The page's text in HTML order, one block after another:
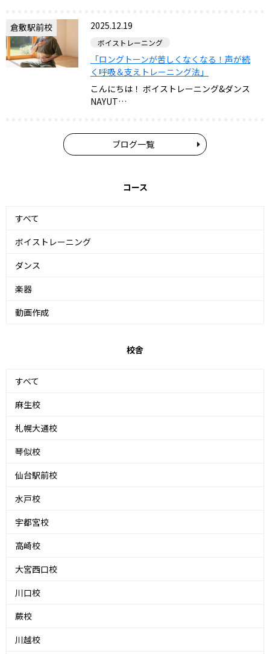
倉敷駅前校 2025.12.19
ボイストレーニング
「ロングトーンが苦しくなくなる！声が続
く呼吸＆支えトレーニング法」
こんにちは！ ボイストレーニング&ダンス
NAYUT…
ブログ一覧
コース
すべて
ボイストレーニング
ダンス
楽器
動画作成
校舎
すべて
麻生校
札幌大通校
琴似校
仙台駅前校
水戸校
宇都宮校
高崎校
大宮西口校
川口校
蕨校
川越校